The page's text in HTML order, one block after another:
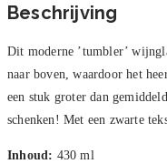
Beschrijving
Dit moderne ’tumbler’
naar boven, waardoor het
een stuk groter dan
schenken! Met een zwarte
Inhoud: 430 ml